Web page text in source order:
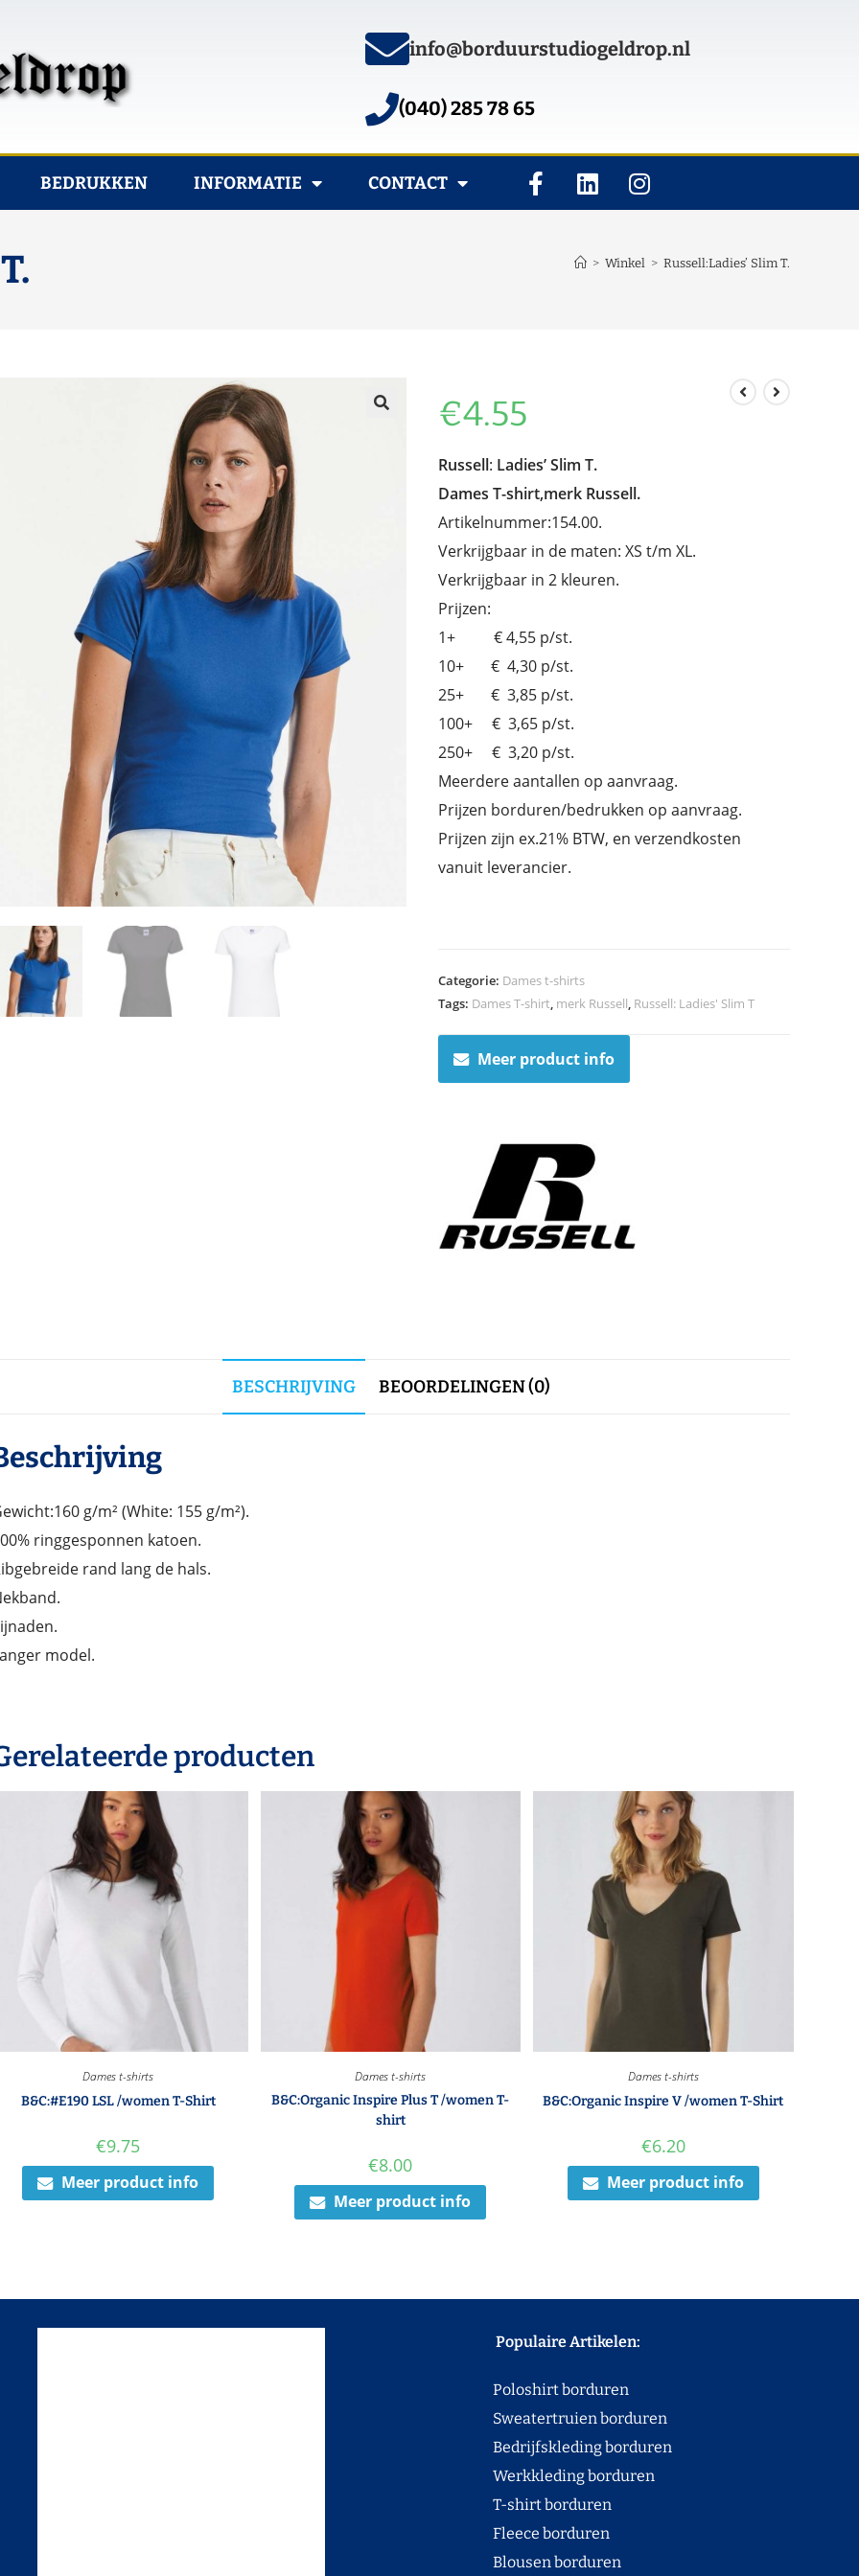
info@borduurstudiogeldrop.nl
(040) 285 78 65
BEDRUKKEN INFORMATIE CONTACT
> Winkel > Russell:Ladies’ Slim T.
€4.55
Russell: Ladies’ Slim T.
Dames T-shirt,merk Russell.
Artikelnummer:154.00.
Verkrijgbaar in de maten: XS t/m XL.
Verkrijgbaar in 2 kleuren.
Prijzen:
1+ € 4,55 p/st.
10+ € 4,30 p/st.
25+ € 3,85 p/st.
100+ € 3,65 p/st.
250+ € 3,20 p/st.
Meerdere aantallen op aanvraag.
Prijzen borduren/bedrukken op aanvraag.
Prijzen zijn ex.21% BTW, en verzendkosten
vanuit leverancier.
Categorie: Dames t-shirts
Tags: Dames T-shirt, merk Russell, Russell: Ladies' Slim T
Meer product info
BESCHRIJVING BEOORDELINGEN (0)
g/m² (White: 155 g/m²).
ringgesponnen katoen.
rand lang de hals.
model.
producten
Dames t-shirts
B&C:#E190 LSL /women T-Shirt
€9.75
Meer product info
Dames t-shirts
B&C:Organic Inspire Plus T /women T-
shirt
€8.00
Meer product info
Dames t-shirts
B&C:Organic Inspire V /women T-Shirt
€6.20
Meer product info
Populaire Artikelen:
Poloshirt borduren
Sweatertruien borduren
Bedrijfskleding borduren
Werkkleding borduren
T-shirt borduren
Fleece borduren
Blousen borduren